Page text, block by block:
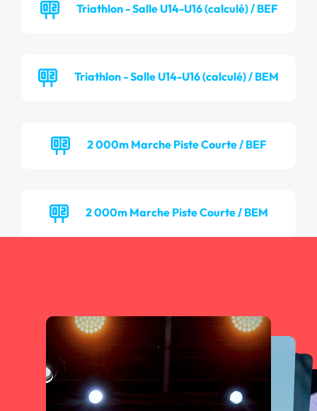
Triathlon - Salle U14-U16 (calculé) / BEF
Triathlon - Salle U14-U16 (calculé) / BEM
2 000m Marche Piste Courte / BEF
2 000m Marche Piste Courte / BEM